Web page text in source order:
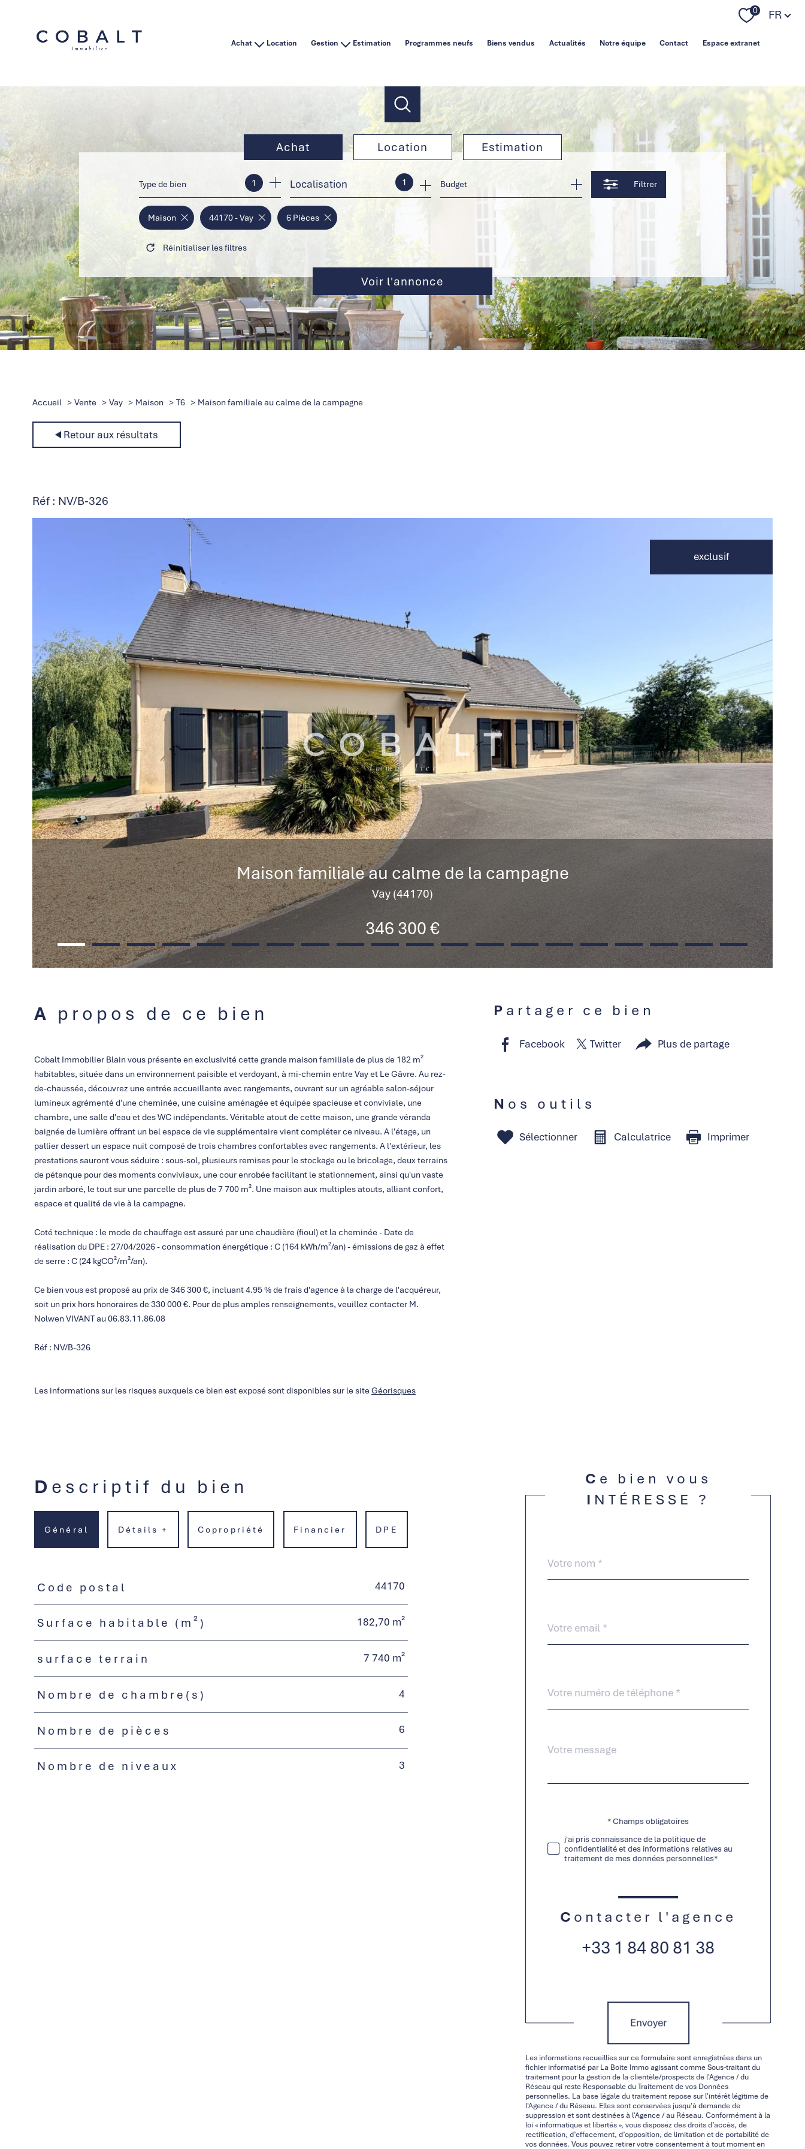
0 Langue
FR
Achat Location Gestion Estimation Programmes neufs Biens vendus Actualités Notre équipe Contact Espace extranet
Achat
de l'ancien
de l'immo pro
Location
à l'année
Estimation
Type de bien 1 1
Localisation Budget Filtrer
Voir l'annonce
Maison 44170 - Vay 6 Pièces
Réinitialiser les filtres
Accueil Vente Vay Maison T6 Maison familiale au calme de la campagne
Retour aux résultats
Réf : NV/B-326
exclusif
Maison familiale au calme de la campagne
Vay (44170)
346 300 €
A propos de ce bien
Cobalt Immobilier Blain vous présente en exclusivité cette grande maison familiale de plus de 182 m²
habitables, située dans un environnement paisible et verdoyant, à mi-chemin entre Vay et Le Gâvre. Au rez-
de-chaussée, découvrez une entrée accueillante avec rangements, ouvrant sur un agréable salon-séjour
lumineux agrémenté d'une cheminée, une cuisine aménagée et équipée spacieuse et conviviale, une
chambre, une salle d'eau et des WC indépendants. Véritable atout de cette maison, une grande véranda
baignée de lumière offrant un bel espace de vie supplémentaire vient compléter ce niveau. A l'étage, un
pallier dessert un espace nuit composé de trois chambres confortables avec rangements. A l'extérieur, les
prestations sauront vous séduire : sous-sol, plusieurs remises pour le stockage ou le bricolage, deux terrains
de pétanque pour des moments conviviaux, une cour enrobée facilitant le stationnement, ainsi qu'un vaste
jardin arboré, le tout sur une parcelle de plus de 7 700 m². Une maison aux multiples atouts, alliant confort,
espace et qualité de vie à la campagne.
Coté technique : le mode de chauffage est assuré par une chaudière (fioul) et la cheminée - Date de
réalisation du DPE : 27/04/2026 - consommation énergétique : C (164 kWh/m²/an) - émissions de gaz à effet
de serre : C (24 kgCO²/m²/an).
Ce bien vous est proposé au prix de 346 300 €, incluant 4.95 % de frais d'agence à la charge de l'acquéreur,
soit un prix hors honoraires de 330 000 €. Pour de plus amples renseignements, veuillez contacter M.
Nolwen VIVANT au 06.83.11.86.08
Réf : NV/B-326
Les informations sur les risques auxquels ce bien est exposé sont disponibles sur le site Géorisques
Partager ce bien
Facebook Twitter Plus de partage
Nos outils
Sélectionner Calculatrice Imprimer
Descriptif du bien
Général Détails + Copropriété Financier DPE
TRAD_PAMPERO_Caracteristique
Code postal 44170
Surface habitable (m²) 182,70 m²
surface terrain 7 740 m²
Nombre de chambre(s) 4
Nombre de pièces 6
Nombre de niveaux 3
Ce bien vous
INTÉRESSE ?
par
*
*
*
Fieldset
défaut
Message
*
Validation* Champs obligatoires
j'ai pris connaissance de la politique de
confidentialité et des informations relatives au
traitement de mes données personnelles*
Contacter l'agence
+33 1 84 80 81 38
Envoyer
Les informations recueillies sur ce formulaire sont enregistrées dans un
fichier informatisé par La Boite Immo agissant comme Sous-traitant du
traitement pour la gestion de la clientèle/prospects de l'Agence / du
Réseau qui reste Responsable du Traitement de vos Données
personnelles. La base légale du traitement repose sur l'intérêt légitime de
l'Agence / du Réseau. Elles sont conservées jusqu'à demande de
suppression et sont destinées à l'Agence / au Réseau. Conformément à la
loi « informatique et libertés », vous disposez des droits d’accès, de
rectification, d’effacement, d’opposition, de limitation et de portabilité de
vos données. Vous pouvez retirer votre consentement à tout moment en